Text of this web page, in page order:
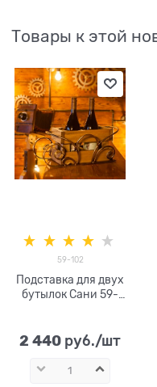
Товары к этой
59-102
Подставка для двух
бутылок Сани 59-
2 440 руб./шт